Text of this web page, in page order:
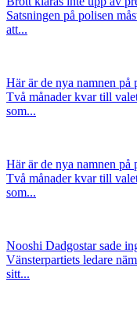
Satsningen på polisen
att...
Här är de nya namnen
Två månader kvar till
som...
Här är de nya namnen på
Två månader kvar till
som...
Nooshi Dadgostar sade
Vänsterpartiets ledare
sitt...